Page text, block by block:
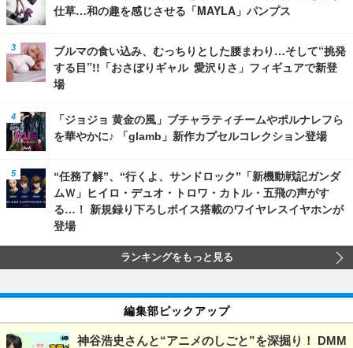
仕草…和の趣を感じさせる「MAYLA」パンプス
ブルマの食い込み、むっちりとした腰まわり…そして“挑発
する目”!!「おさぼりギャル 愛沢りさ」フィギュアで新登
場
「ジョジョ 黄金の風」ブチャラティチームやポルナレフら
を華やかに♪ 「glamb」新作カプセルコレクション登場
“任務了解”、“行くよ、サンドロック”「新機動戦記ガンダ
ムＷ」ヒイロ・デュオ・トロワ・カトル・五飛の声がす
る…！ 新規録り下ろしボイス搭載のワイヤレスイヤホンが
登場
ランキングをもっと見る
編集部ピックアップ
神谷浩史さんと“アニメのしごと”を深掘り！ DMM